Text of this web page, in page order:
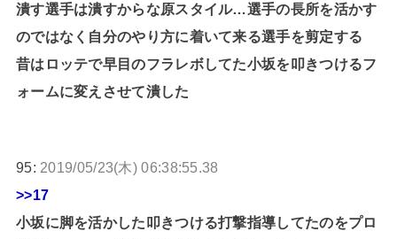
潰す選手は潰すからな原スタイル…選手の長所を活かす
のではなく自分のやり方に着いて来る選手を剪定する
昔はロッテで早目のフラレボしてた小坂を叩きつけるフ
ォームに変えさせて潰した
95: 2019/05/23(木) 06:38:55.38
>>17
小坂に脚を活かした叩きつける打撃指導してたのをプロ